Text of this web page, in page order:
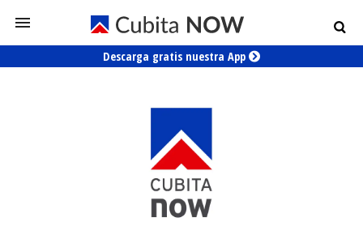
Descarga gratis nuestra App